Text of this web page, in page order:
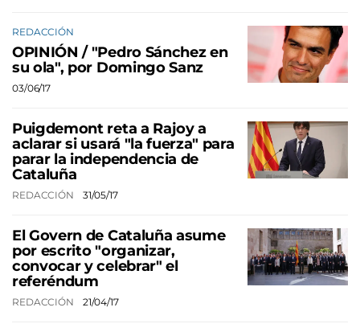
REDACCIÓN
OPINIÓN / "Pedro Sánchez en
su ola", por Domingo Sanz
03/06/17
Puigdemont reta a Rajoy a
aclarar si usará "la fuerza" para
parar la independencia de
Cataluña
REDACCIÓN 31/05/17
El Govern de Cataluña asume
por escrito "organizar,
convocar y celebrar" el
referéndum
REDACCIÓN 21/04/17